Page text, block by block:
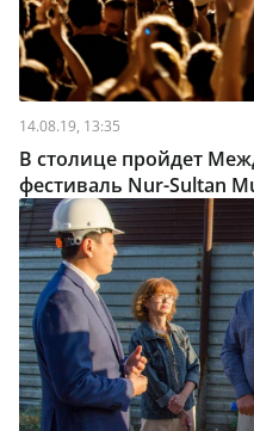
14.08.19, 13:35
В столице пройдет
фестиваль Nur-Sultan